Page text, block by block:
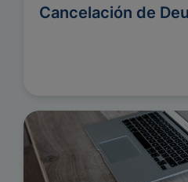
Cancelación de